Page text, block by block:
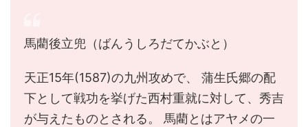
馬藺後立兜（ばんうしろだてかぶと）
天正15年(1587)の九州攻めで、 蒲生氏郷の配
下として戦功を挙げた西村重就に対して、秀吉
が与えたものとされる。 馬藺とはアヤメの一